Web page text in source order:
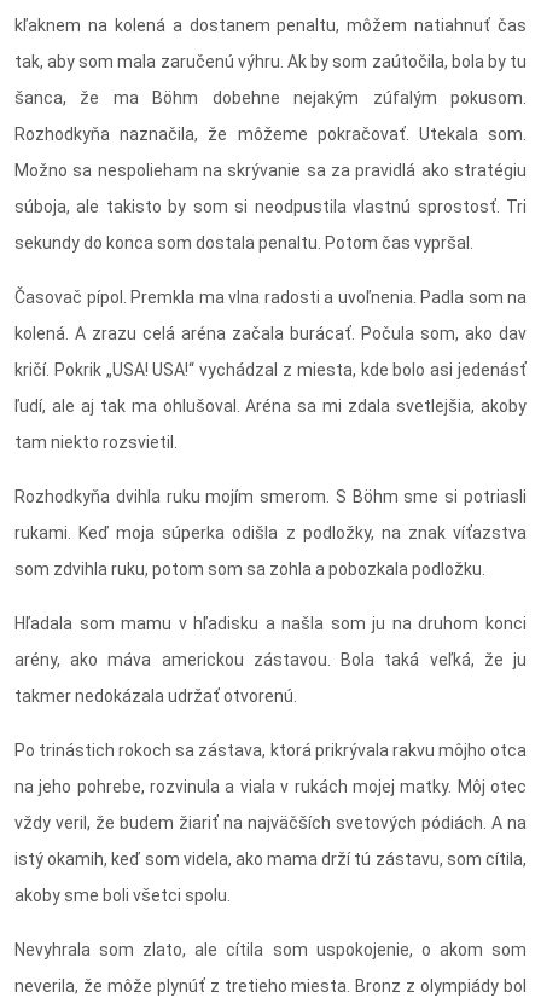
kľaknem na kolená a dostanem penaltu, môžem natiahnuť čas
tak, aby som mala zaručenú výhru. Ak by som zaútočila, bola by tu
šanca, že ma Böhm dobehne nejakým zúfalým pokusom.
Rozhodkyňa naznačila, že môžeme pokračovať. Utekala som.
Možno sa nespolieham na skrývanie sa za pravidlá ako stratégiu
súboja, ale takisto by som si neodpustila vlastnú sprostosť. Tri
sekundy do konca som dostala penaltu. Potom čas vypršal.
Časovač pípol. Premkla ma vlna radosti a uvoľnenia. Padla som na
kolená. A zrazu celá aréna začala burácať. Počula som, ako dav
kričí. Pokrik „USA! USA!“ vychádzal z miesta, kde bolo asi jedenásť
ľudí, ale aj tak ma ohlušoval. Aréna sa mi zdala svetlejšia, akoby
tam niekto rozsvietil.
Rozhodkyňa dvihla ruku mojím smerom. S Böhm sme si potriasli
rukami. Keď moja súperka odišla z podložky, na znak víťazstva
som zdvihla ruku, potom som sa zohla a pobozkala podložku.
Hľadala som mamu v hľadisku a našla som ju na druhom konci
arény, ako máva americkou zástavou. Bola taká veľká, že ju
takmer nedokázala udržať otvorenú.
Po trinástich rokoch sa zástava, ktorá prikrývala rakvu môjho otca
na jeho pohrebe, rozvinula a viala v rukách mojej matky. Môj otec
vždy veril, že budem žiariť na najväčších svetových pódiách. A na
istý okamih, keď som videla, ako mama drží tú zástavu, som cítila,
akoby sme boli všetci spolu.
Nevyhrala som zlato, ale cítila som uspokojenie, o akom som
neverila, že môže plynúť z tretieho miesta. Bronz z olympiády bol